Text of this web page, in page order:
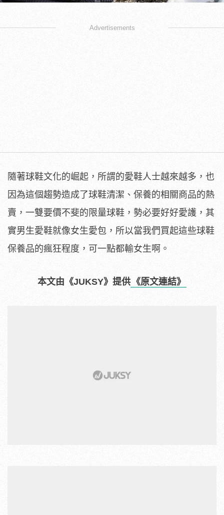
Advertisements
隨著球鞋文化的崛起，所謂的愛鞋人士越來越多，也
因為這個趨勢造成了球鞋清潔、保養的相關商品的熱
賣，一雙要價不斐的限量球鞋，勢必要好好愛護，其
實男生愛鞋就像女生愛包，所以當我們買起這些球鞋
保養品的瘋狂程度，可一點都輸女生啊。
本文由《JUKSY》提供 《原文連結》